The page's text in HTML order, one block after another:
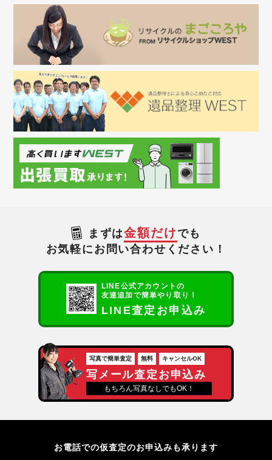
まずは金額だけ でも
お気軽にお問い合わせください！
LINE公式アカウントの
友達追加で簡単やり取り！
LINE査定お申込み
写真で簡単査定 無料 キャンセルOK
写メール査定お申込み
もちろん写真なしでもOK！
お電話での仮査定のお申込みも承ります